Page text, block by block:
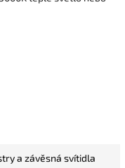
a závěsná svítidla